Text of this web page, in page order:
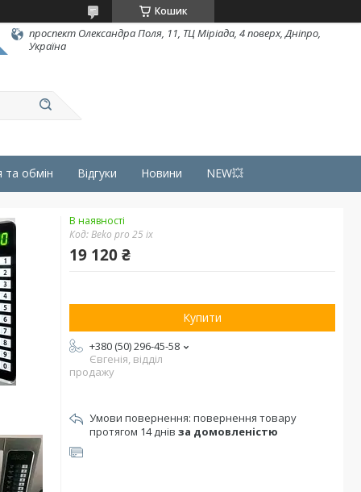
Кошик
проспект Олександра Поля, 11, ТЦ Міріада, 4 поверх, Дніпро,
Україна
та обмін Відгуки Новини NEW💥
В наявності
Код:Beko pro 25 ix
19 120 ₴
Купити
+380 (50) 296-45-58
Євгенія, відділ
продажу
повернення товару
протягом 14 днів за домовленістю